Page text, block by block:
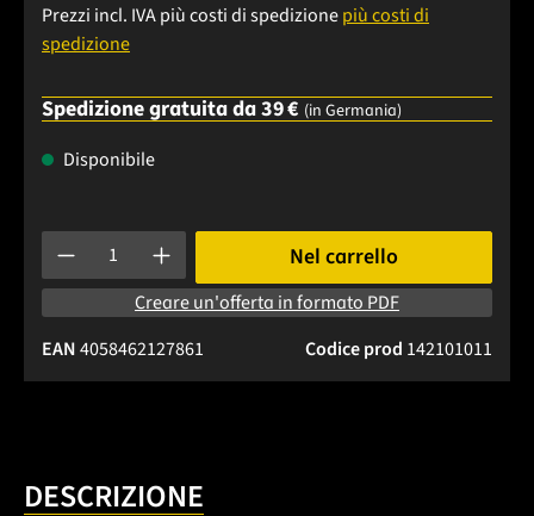
Prezzi incl. IVA più costi di spedizionepiù costi di
spedizione
Spedizione gratuita da 39 € (in Germania)
Disponibile
Quantità del prodotto: inserisci la quantità desiderata o
Nel carrello
Creare un'offerta in formato PDF
Codice prod 142101011
EAN4058462127861
DESCRIZIONE